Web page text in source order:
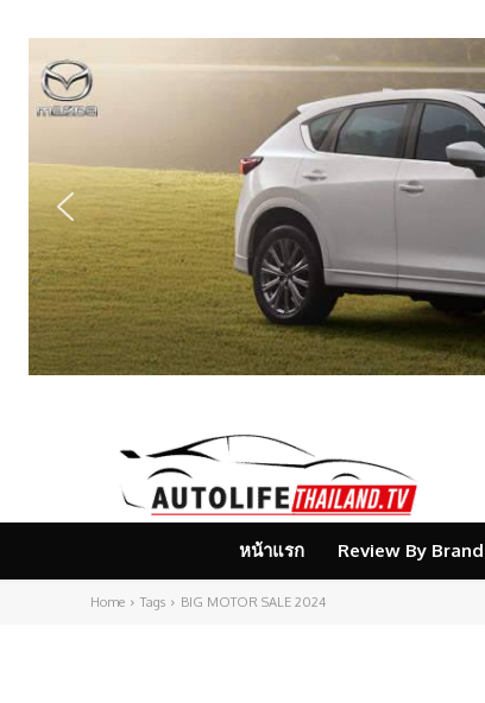
หน้าแรก Review By Brand
Home Tags BIG MOTOR SALE 2024